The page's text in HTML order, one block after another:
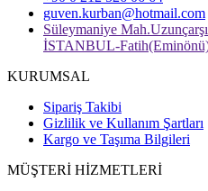
guven.kurban@hotmail.com
Süleymaniye
İSTANBUL-
KURUMSAL
Sipariş Takibi
Gizlilik ve Kullanım Şartları
Kargo ve Taşıma Bilgileri
MÜŞTERİ HİZMETLERİ